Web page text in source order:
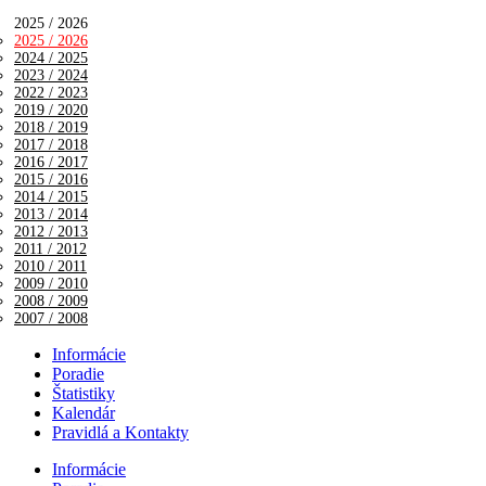
2025 / 2026
2025 / 2026
2024 / 2025
2023 / 2024
2022 / 2023
2019 / 2020
2018 / 2019
2017 / 2018
2016 / 2017
2015 / 2016
2014 / 2015
2013 / 2014
2012 / 2013
2011 / 2012
2010 / 2011
2009 / 2010
2008 / 2009
2007 / 2008
Informácie
Poradie
Štatistiky
Kalendár
Pravidlá a Kontakty
Informácie